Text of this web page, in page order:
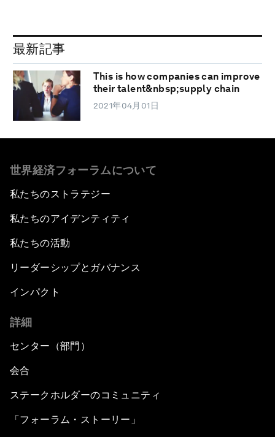
最新記事
This is how companies can improve
their talent&nbsp;supply chain
2021年04月01日
世界経済フォーラムについて
私たちのストラテジー
私たちのアイデンティティ
私たちの活動
リーダーシップとガバナンス
インパクト
詳細
センター（部門）
会合
ステークホルダーのコミュニティ
「フォーラム・ストーリー」